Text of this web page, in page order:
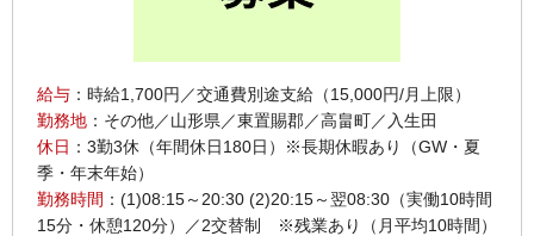
給与 ：時給1,700円／交通費別途支給（15,000円/月上限）
勤務地 ：その他／山形県／東置賜郡／高畠町／入生田
休日 ：3勤3休（年間休日180日）※長期休暇あり（GW・夏
季・年末年始）
勤務時間 ：(1)08:15～20:30 (2)20:15～翌08:30（実働10時間
15分・休憩120分）／2交替制 ※残業あり（月平均10時間）